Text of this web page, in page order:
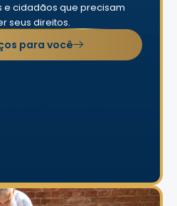
e cidadãos que precisam
seus direitos.
para você